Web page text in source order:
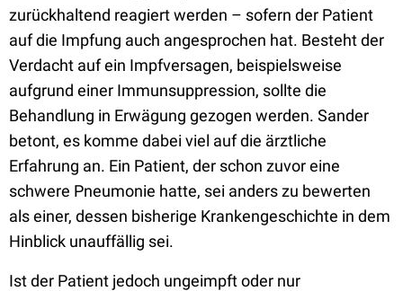
zurückhaltend reagiert werden – sofern der Patient
auf die Impfung auch angesprochen hat. Besteht der
Verdacht auf ein Impfversagen, beispielsweise
aufgrund einer Immunsuppression, sollte die
Behandlung in Erwägung gezogen werden. Sander
betont, es komme dabei viel auf die ärztliche
Erfahrung an. Ein Patient, der schon zuvor eine
schwere Pneumonie hatte, sei anders zu bewerten
als einer, dessen bisherige Krankengeschichte in dem
Hinblick unauffällig sei.
Ist der Patient jedoch ungeimpft oder nur